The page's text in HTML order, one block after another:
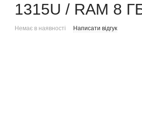
1315U / RAM 8
Немає в наявності Написати відгук